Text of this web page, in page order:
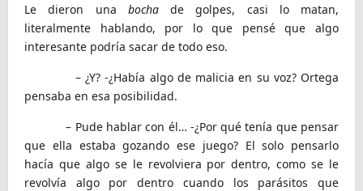
Le dieron una bochade golpes, casi lo matan,
literalmente hablando, por lo que pensé que algo
interesante podría sacar de todo eso.
– ¿Y? -¿Había algo de malicia en su voz? Ortega
pensaba en esa posibilidad.
– Pude hablar con él… -¿Por qué tenía que pensar
que ella estaba gozando ese juego? El solo pensarlo
hacía que algo se le revolviera por dentro, como se le
revolvía algo por dentro cuando los parásitos que